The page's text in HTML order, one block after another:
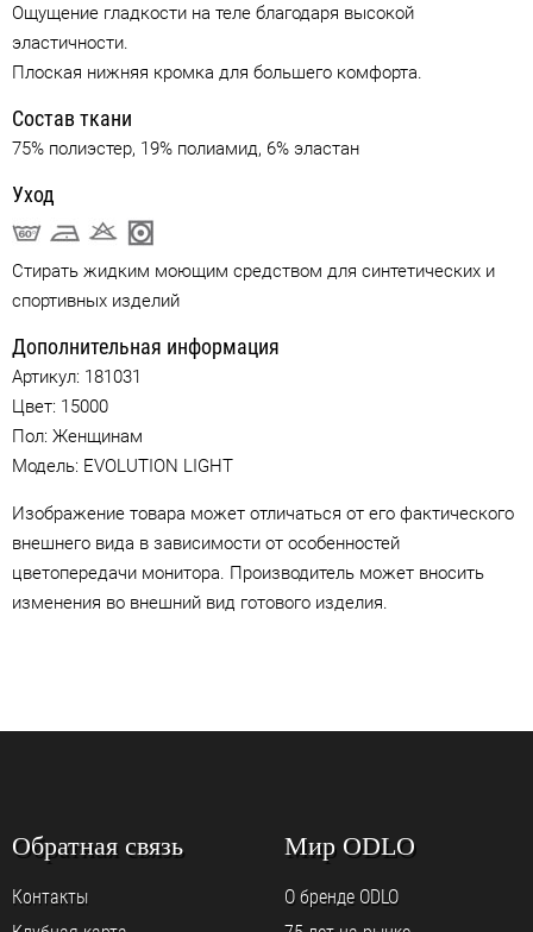
Ощущение гладкости на теле благодаря высокой
эластичности.
Плоская нижняя кромка для большего комфорта.
Состав ткани
75% полиэстер, 19% полиамид, 6% эластан
Уход
Стирать жидким моющим средством для синтетических и
спортивных изделий
Дополнительная информация
Артикул: 181031
Цвет: 15000
Пол: Женщинам
Модель: EVOLUTION LIGHT
Изображение товара может отличаться от его фактического
внешнего вида в зависимости от особенностей
цветопередачи монитора. Производитель может вносить
изменения во внешний вид готового изделия.
Обратная связь
Контакты
Мир ODLO
О бренде ODLO